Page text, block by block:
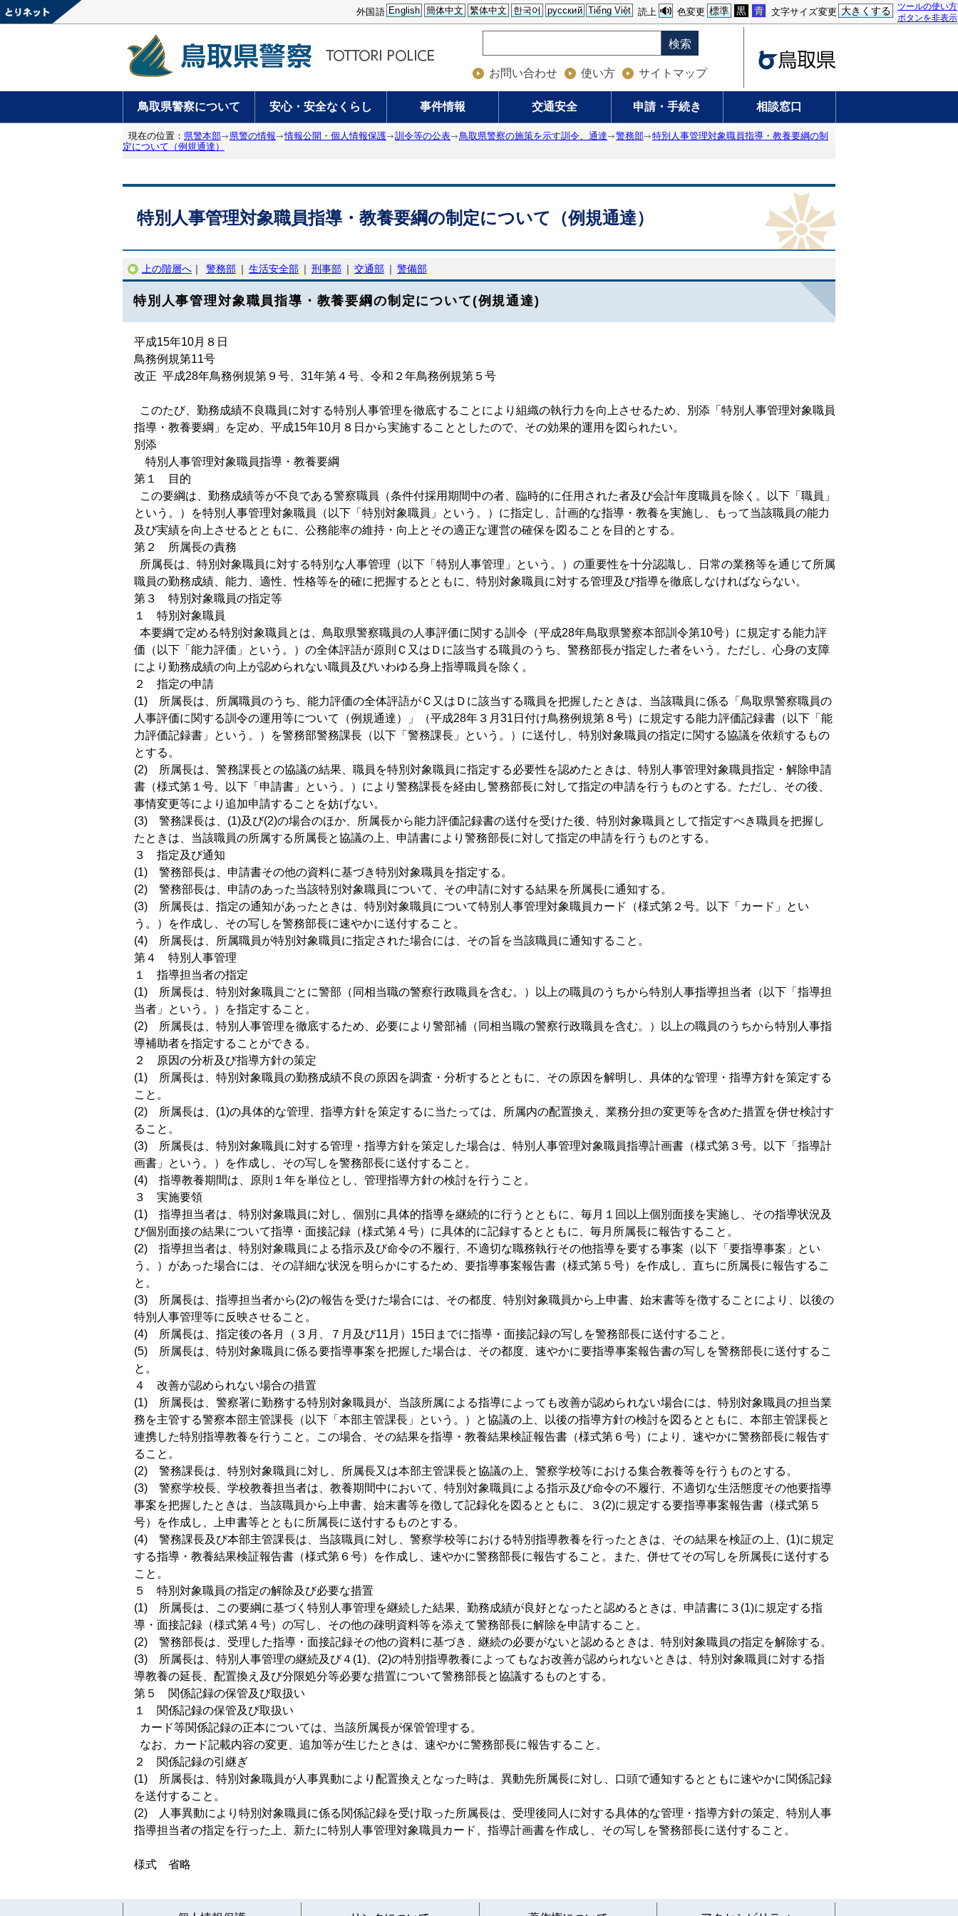
ツールの使い方
ボタンを非表示
文字サイズ変更 大きくする
色変更 標準 黒 青
読上
外国語 English 簡体中文 繁体中文 한국어 русский Tiếng Việt
検索
お問い合わせ 使い方 サイトマップ
鳥取県警察について 安心・安全なくらし 事件情報 交通安全 申請・手続き 相談窓口
現在の位置： 県警本部 県警の情報 情報公開・個人情報保護 訓令等の公表 鳥取県警察の施策を示す訓令、通達 警務部
特別人事管理対象職員指導・教養要綱の制
定について（例規通達）
特別人事管理対象職員指導・教養要綱の制定について（例規通達）
上の階層へ ｜ 警務部 ｜ 生活安全部 ｜ 刑事部 ｜ 交通部 ｜ 警備部
特別人事管理対象職員指導・教養要綱の制定について(例規通達)
平成15年10月８日
鳥務例規第11号
改正 平成28年鳥務例規第９号、31年第４号、令和２年鳥務例規第５号
このたび、勤務成績不良職員に対する特別人事管理を徹底することにより組織の執行力を向上させるため、別添「特別人事管理対象職員
指導・教養要綱」を定め、平成15年10月８日から実施することとしたので、その効果的運用を図られたい。
別添
特別人事管理対象職員指導・教養要綱
第１ 目的
この要綱は、勤務成績等が不良である警察職員（条件付採用期間中の者、臨時的に任用された者及び会計年度職員を除く。以下「職員」
という。）を特別人事管理対象職員（以下「特別対象職員」という。）に指定し、計画的な指導・教養を実施し、もって当該職員の能力
及び実績を向上させるとともに、公務能率の維持・向上とその適正な運営の確保を図ることを目的とする。
第２ 所属長の責務
所属長は、特別対象職員に対する特別な人事管理（以下「特別人事管理」という。）の重要性を十分認識し、日常の業務等を通じて所属
職員の勤務成績、能力、適性、性格等を的確に把握するとともに、特別対象職員に対する管理及び指導を徹底しなければならない。
第３ 特別対象職員の指定等
１ 特別対象職員
本要綱で定める特別対象職員とは、鳥取県警察職員の人事評価に関する訓令（平成28年鳥取県警察本部訓令第10号）に規定する能力評
価（以下「能力評価」という。）の全体評語が原則Ｃ又はＤに該当する職員のうち、警務部長が指定した者をいう。ただし、心身の支障
により勤務成績の向上が認められない職員及びいわゆる身上指導職員を除く。
２ 指定の申請
(1) 所属長は、所属職員のうち、能力評価の全体評語がＣ又はＤに該当する職員を把握したときは、当該職員に係る「鳥取県警察職員の
人事評価に関する訓令の運用等について（例規通達）」（平成28年３月31日付け鳥務例規第８号）に規定する能力評価記録書（以下「能
力評価記録書」という。）を警務部警務課長（以下「警務課長」という。）に送付し、特別対象職員の指定に関する協議を依頼するもの
とする。
(2) 所属長は、警務課長との協議の結果、職員を特別対象職員に指定する必要性を認めたときは、特別人事管理対象職員指定・解除申請
書（様式第１号。以下「申請書」という。）により警務課長を経由し警務部長に対して指定の申請を行うものとする。ただし、その後、
事情変更等により追加申請することを妨げない。
(3) 警務課長は、(1)及び(2)の場合のほか、所属長から能力評価記録書の送付を受けた後、特別対象職員として指定すべき職員を把握し
たときは、当該職員の所属する所属長と協議の上、申請書により警務部長に対して指定の申請を行うものとする。
３ 指定及び通知
(1) 警務部長は、申請書その他の資料に基づき特別対象職員を指定する。
(2) 警務部長は、申請のあった当該特別対象職員について、その申請に対する結果を所属長に通知する。
(3) 所属長は、指定の通知があったときは、特別対象職員について特別人事管理対象職員カード（様式第２号。以下「カード」とい
う。）を作成し、その写しを警務部長に速やかに送付すること。
(4) 所属長は、所属職員が特別対象職員に指定された場合には、その旨を当該職員に通知すること。
第４ 特別人事管理
１ 指導担当者の指定
(1) 所属長は、特別対象職員ごとに警部（同相当職の警察行政職員を含む。）以上の職員のうちから特別人事指導担当者（以下「指導担
当者」という。）を指定すること。
(2) 所属長は、特別人事管理を徹底するため、必要により警部補（同相当職の警察行政職員を含む。）以上の職員のうちから特別人事指
導補助者を指定することができる。
２ 原因の分析及び指導方針の策定
(1) 所属長は、特別対象職員の勤務成績不良の原因を調査・分析するとともに、その原因を解明し、具体的な管理・指導方針を策定する
こと。
(2) 所属長は、(1)の具体的な管理、指導方針を策定するに当たっては、所属内の配置換え、業務分担の変更等を含めた措置を併せ検討す
ること。
(3) 所属長は、特別対象職員に対する管理・指導方針を策定した場合は、特別人事管理対象職員指導計画書（様式第３号。以下「指導計
画書」という。）を作成し、その写しを警務部長に送付すること。
(4) 指導教養期間は、原則１年を単位とし、管理指導方針の検討を行うこと。
３ 実施要領
(1) 指導担当者は、特別対象職員に対し、個別に具体的指導を継続的に行うとともに、毎月１回以上個別面接を実施し、その指導状況及
び個別面接の結果について指導・面接記録（様式第４号）に具体的に記録するとともに、毎月所属長に報告すること。
(2) 指導担当者は、特別対象職員による指示及び命令の不履行、不適切な職務執行その他指導を要する事案（以下「要指導事案」とい
う。）があった場合には、その詳細な状況を明らかにするため、要指導事案報告書（様式第５号）を作成し、直ちに所属長に報告するこ
と。
(3) 所属長は、指導担当者から(2)の報告を受けた場合には、その都度、特別対象職員から上申書、始末書等を徴することにより、以後の
特別人事管理等に反映させること。
(4) 所属長は、指定後の各月（３月、７月及び11月）15日までに指導・面接記録の写しを警務部長に送付すること。
(5) 所属長は、特別対象職員に係る要指導事案を把握した場合は、その都度、速やかに要指導事案報告書の写しを警務部長に送付するこ
と。
４ 改善が認められない場合の措置
(1) 所属長は、警察署に勤務する特別対象職員が、当該所属による指導によっても改善が認められない場合には、特別対象職員の担当業
務を主管する警察本部主管課長（以下「本部主管課長」という。）と協議の上、以後の指導方針の検討を図るとともに、本部主管課長と
連携した特別指導教養を行うこと。この場合、その結果を指導・教養結果検証報告書（様式第６号）により、速やかに警務部長に報告す
ること。
(2) 警務課長は、特別対象職員に対し、所属長又は本部主管課長と協議の上、警察学校等における集合教養等を行うものとする。
(3) 警察学校長、学校教養担当者は、教養期間中において、特別対象職員による指示及び命令の不履行、不適切な生活態度その他要指導
事案を把握したときは、当該職員から上申書、始末書等を徴して記録化を図るとともに、３(2)に規定する要指導事案報告書（様式第５
号）を作成し、上申書等とともに所属長に送付するものとする。
(4) 警務課長及び本部主管課長は、当該職員に対し、警察学校等における特別指導教養を行ったときは、その結果を検証の上、(1)に規定
する指導・教養結果検証報告書（様式第６号）を作成し、速やかに警務部長に報告すること。また、併せてその写しを所属長に送付する
こと。
５ 特別対象職員の指定の解除及び必要な措置
(1) 所属長は、この要綱に基づく特別人事管理を継続した結果、勤務成績が良好となったと認めるときは、申請書に３(1)に規定する指
導・面接記録（様式第４号）の写し、その他の疎明資料等を添えて警務部長に解除を申請すること。
(2) 警務部長は、受理した指導・面接記録その他の資料に基づき、継続の必要がないと認めるときは、特別対象職員の指定を解除する。
(3) 所属長は、特別人事管理の継続及び４(1)、(2)の特別指導教養によってもなお改善が認められないときは、特別対象職員に対する指
導教養の延長、配置換え及び分限処分等必要な措置について警務部長と協議するものとする。
第５ 関係記録の保管及び取扱い
１ 関係記録の保管及び取扱い
カード等関係記録の正本については、当該所属長が保管管理する。
なお、カード記載内容の変更、追加等が生じたときは、速やかに警務部長に報告すること。
２ 関係記録の引継ぎ
(1) 所属長は、特別対象職員が人事異動により配置換えとなった時は、異動先所属長に対し、口頭で通知するとともに速やかに関係記録
を送付すること。
(2) 人事異動により特別対象職員に係る関係記録を受け取った所属長は、受理後同人に対する具体的な管理・指導方針の策定、特別人事
指導担当者の指定を行った上、新たに特別人事管理対象職員カード、指導計画書を作成し、その写しを警務部長に送付すること。
様式 省略